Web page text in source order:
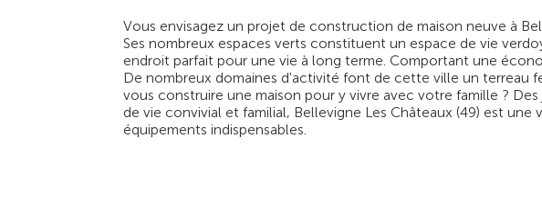
Vous envisagez un projet de construction de maison neuve à
Ses nombreux espaces verts constituent un espace de vie
endroit parfait pour une vie à long terme. Comportant une
De nombreux domaines d'activité font de cette ville un terreau
vous construire une maison pour y vivre avec votre famille ?
de vie convivial et familial, Bellevigne Les Châteaux (49) est
équipements indispensables.